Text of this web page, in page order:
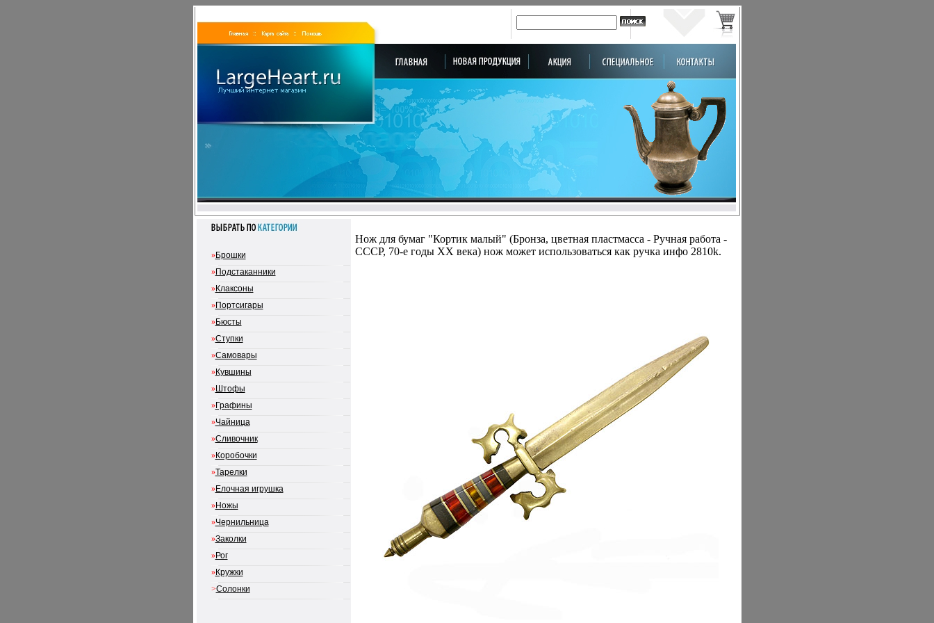
»Брошки
»Подстаканники
»Клаксоны
»Портсигары
»Бюсты
»Ступки
»Самовары
»Кувшины
»Штофы
»Графины
»Чайница
»Сливочник
»Коробочки
»Тарелки
»Елочная игрушка
»Ножы
»Чернильница
»Заколки
»Рог
»Кружки
>Солонки
Нож для бумаг "Кортик малый" (Бронза, цветная пластмасса - Ручная работа -
СССР, 70-е годы ХХ века) нож может использоваться как ручка инфо 2810k.